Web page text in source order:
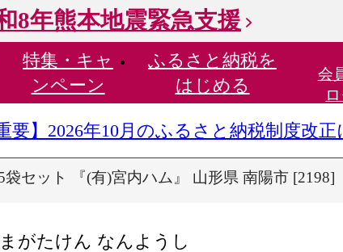
8年熊本地震緊急支援
特集・ キャ
ンペーン
ふるさと納税を
はじめる
会
重要】2026年10月のふるさと納税制度改
セット 『(有)宮内ハム』 山形県 南陽市 [2198]
がたけん なんようし